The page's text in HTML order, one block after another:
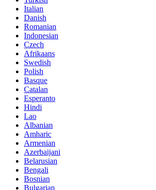
Italian
Danish
Romanian
Indonesian
Czech
Afrikaans
Swedish
Polish
Basque
Catalan
Esperanto
Hindi
Lao
Albanian
Amharic
Armenian
Azerbaijani
Belarusian
Bengali
Bosnian
Bulgarian